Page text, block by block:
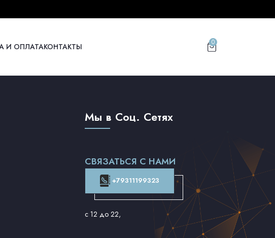
И ОПЛАТАКОНТАКТЫ 0
Мы в Соц. Сетях
СВЯЗАТЬСЯ С НАМИ
+79311199323
с 12 до 22,